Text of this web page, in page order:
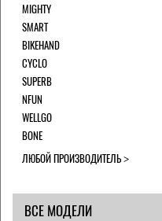
MIGHTY
SMART
BIKEHAND
CYCLO
SUPERB
NFUN
WELLGO
BONE
ЛЮБОЙ ПРОИЗВОДИТЕЛЬ
ВСЕ МОДЕЛИ